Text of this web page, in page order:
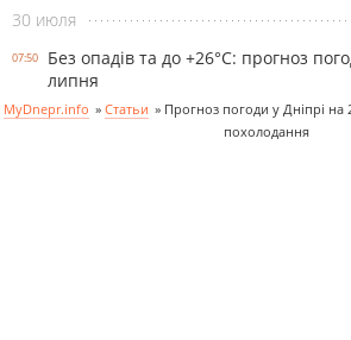
30 июля
07:50
Без опадів та до +26°С: прогноз
липня
MyDnepr.info » Статьи » Прогноз погоди у Дніпрі на
похолодання